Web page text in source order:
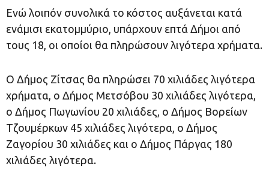
Ενώ λοιπόν συνολικά το κόστος αυξάνεται κατά
ενάμισι εκατομμύριο, υπάρχουν επτά Δήμοι από
τους 18, οι οποίοι θα πληρώσουν λιγότερα χρήματα.
Ο Δήμος Ζίτσας θα πληρώσει 70 χιλιάδες λιγότερα
χρήματα, ο Δήμος Μετσόβου 30 χιλιάδες λιγότερα,
ο Δήμος Πωγωνίου 20 χιλιάδες, ο Δήμος Βορείων
Τζουμέρκων 45 χιλιάδες λιγότερα, ο Δήμος
Ζαγορίου 30 χιλιάδες και ο Δήμος Πάργας 180
χιλιάδες λιγότερα.